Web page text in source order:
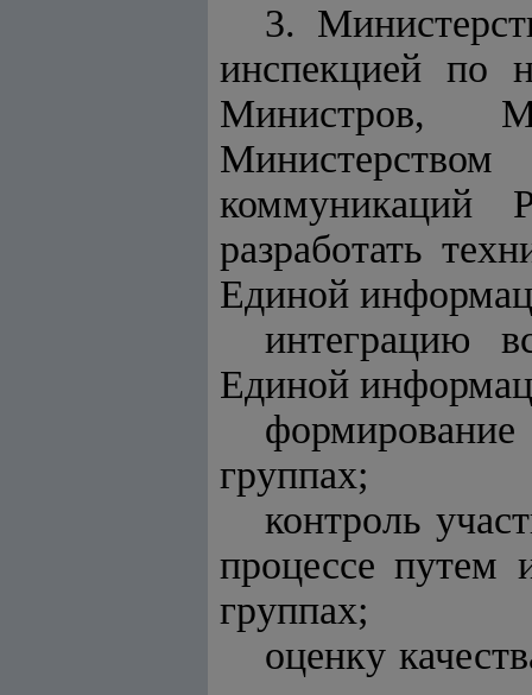
3.
инспекцией по
Министров,
коммуникаций
разработать
Единой
интеграцию
Единой
группах;
контроль
процессе путем
группах;
оценку